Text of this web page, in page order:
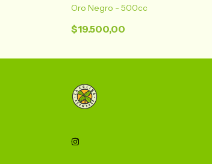
Oro Negro - 500cc
$19.500,00